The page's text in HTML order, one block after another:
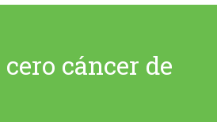
cero cáncer de